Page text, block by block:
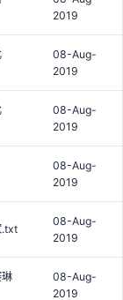
2019
08-Aug-
2019
08-Aug-
2019
08-Aug-
2019
.txt
08-Aug-
2019
08-Aug-
2019